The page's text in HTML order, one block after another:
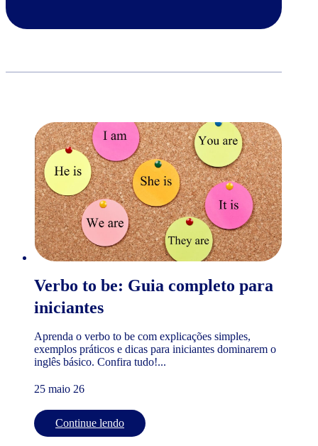
Verbo to be: Guia completo para
iniciantes
Aprenda o verbo to be com explicações simples,
exemplos práticos e dicas para iniciantes dominarem o
inglês básico. Confira tudo!...
25 maio 26
Continue lendo